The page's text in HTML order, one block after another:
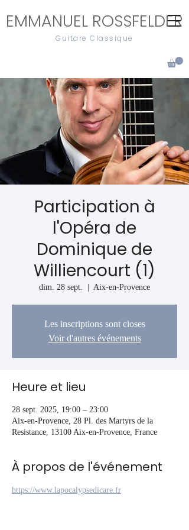
EMMANUEL ROSSFELDER
Guitare Classique
Participation à
l'Opéra de
Dominique de
Williencourt (1)
dim. 28 sept. Aix-en-Provence
Les inscriptions sont closes
Voir d'autres événements
Heure et lieu
28 sept. 2025, 19:00 – 23:00
Aix-en-Provence, 28 Pl. des Martyrs de la
Resistance, 13100 Aix-en-Provence, France
À propos de l'événement
https://www.lapocalypsedicare.fr